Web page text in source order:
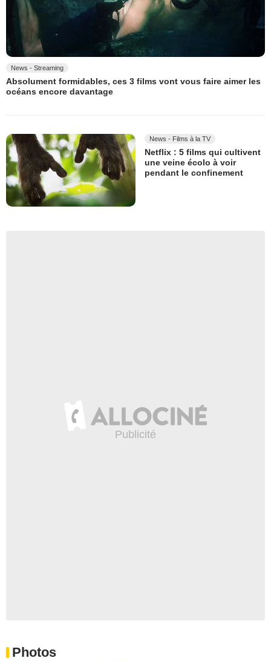
News - Streaming
Absolument formidables, ces 3 films vont vous faire aimer les
océans encore davantage
News - Films à la TV
Netflix : 5 films qui cultivent
une veine écolo à voir
pendant le confinement
Photos